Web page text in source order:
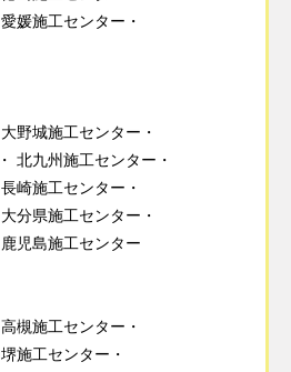
愛媛施工センター
大野城施工センター
北九州施工センター
長崎施工センター
大分県施工センター
鹿児島施工センター
高槻施工センター
堺施工センター